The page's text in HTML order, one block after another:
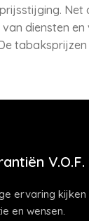
Net
diensten en
V.O.F.
ervaring
en wensen.